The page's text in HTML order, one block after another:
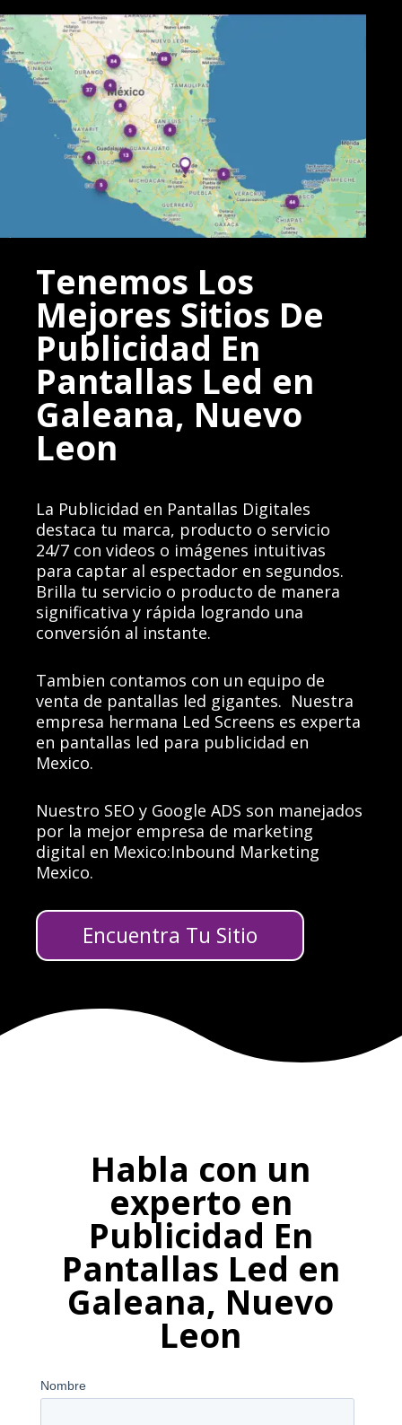
Tenemos Los
Mejores Sitios De
Publicidad En
Pantallas Led en
Galeana, Nuevo
Leon
La Publicidad en Pantallas Digitales
destaca tu marca, producto o servicio
24/7 con videos o imágenes intuitivas
para captar al espectador en segundos.
Brilla tu servicio o producto de manera
significativa y rápida logrando una
conversión al instante.
Tambien contamos con un equipo de
venta de pantallas led gigantes. Nuestra
empresa hermana Led Screens es experta
en pantallas led para publicidad en
Mexico.
Nuestro SEO y Google ADS son manejados
por la mejor empresa de marketing
digital en Mexico:Inbound Marketing
Mexico.
Encuentra Tu Sitio
Habla con un
experto en
Publicidad En
Pantallas Led en
Galeana, Nuevo
Leon